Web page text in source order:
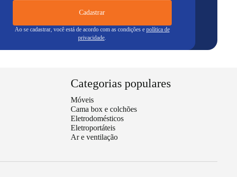
Cadastrar
Ao se cadastrar, você está de acordo com as condições e política de
privacidade.
Categorias populares
Móveis
Cama box e colchões
Eletrodomésticos
Eletroportáteis
Ar e ventilação